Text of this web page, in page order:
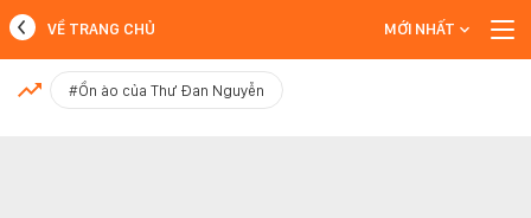
MỚI NHẤT
VỀ TRANG CHỦ MỚI NHẤT
#Ồn ào của Thư Đan Nguyễn